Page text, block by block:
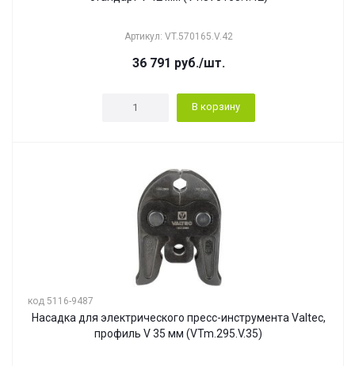
Артикул: VT.570165.V.42
36 791 руб./шт.
В корзину
код 5116-9487
Насадка для электрического пресс-инструмента Valtec,
профиль V 35 мм (VTm.295.V.35)